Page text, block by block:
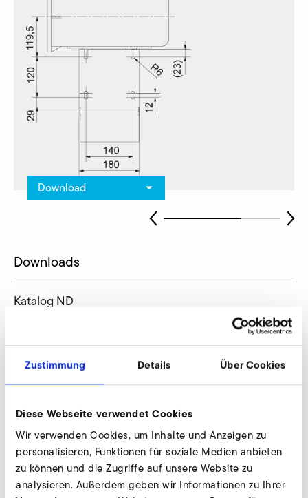
Zustimmung Details Über Cookies
Diese Webseite verwendet Cookies
Wir verwenden Cookies, um Inhalte und Anzeigen zu
personalisieren, Funktionen für soziale Medien anbieten
zu können und die Zugriffe auf unsere Website zu
analysieren. Außerdem geben wir Informationen zu Ihrer
Download
Downloads
Katalog ND
Betriebsanleitung ND (fr, it, nl, da)
BETRIEBSANLEITUNG PDF 7 MB
HERUNTERLADEN
Betriebsanleitung ND (es, pt, gr, pl)